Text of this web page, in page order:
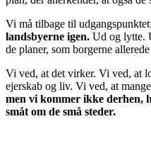
Vi må tilbage til udgangspunktet:
landsbyerne igen. Ud og lytte.
de planer, som borgerne
Vi ved, at det virker. Vi ved, at
ejerskab og liv. Vi ved, at
men vi kommer ikke derhen,
småt om de små steder.